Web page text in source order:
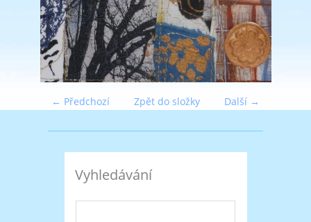
← Předchozí Další →
Zpět do složky
Vyhledávání